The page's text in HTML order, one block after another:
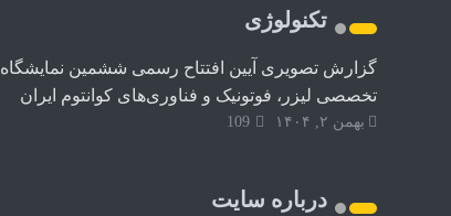
تکنولوژی
گزارش تصویری آیین افتتاح رسمی ششمین نمایشگاه
تخصصی لیزر، فوتونیک و فناوری‌های کوانتوم ایران
بهمن ۲, ۱۴۰۴ 109
درباره سایت